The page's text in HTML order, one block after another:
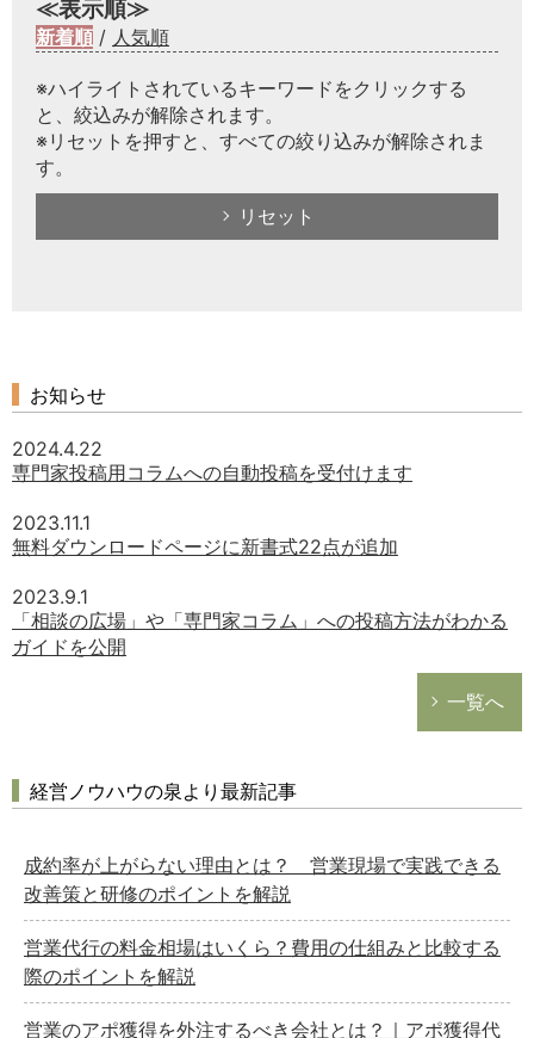
≪表示順≫
新着順 / 人気順
※ハイライトされているキーワードをクリックする
と、絞込みが解除されます。
※リセットを押すと、すべての絞り込みが解除されま
す。
リセット
お知らせ
2024.4.22
専門家投稿用コラムへの自動投稿を受付けます
2023.11.1
無料ダウンロードページに新書式22点が追加
2023.9.1
「相談の広場」や「専門家コラム」への投稿方法がわかる
ガイドを公開
一覧へ
経営ノウハウの泉より最新記事
成約率が上がらない理由とは？ 営業現場で実践できる
改善策と研修のポイントを解説
営業代行の料金相場はいくら？費用の仕組みと比較する
際のポイントを解説
営業のアポ獲得を外注するべき会社とは？｜アポ獲得代